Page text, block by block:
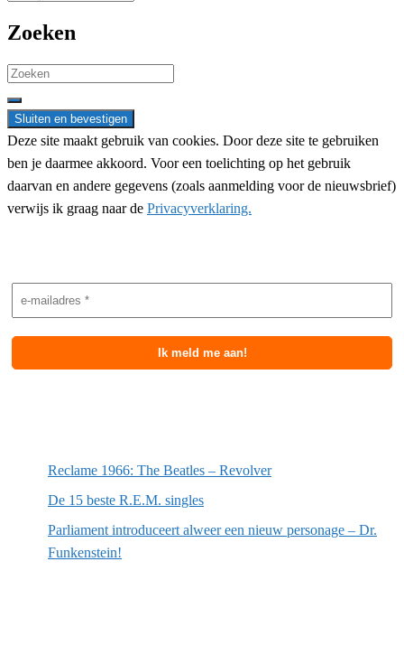
Zoeken
Search
for:
Deze site maakt gebruik van cookies. Door deze site te gebruiken
ben je daarmee akkoord. Voor een toelichting op het gebruik
daarvan en andere gegevens (zoals aanmelding voor de nieuwsbrief)
verwijs ik graag naar de Privacyverklaring.
Reclame 1966: The Beatles – Revolver
De 15 beste R.E.M. singles
Parliament introduceert alweer een nieuw personage – Dr.
Funkenstein!